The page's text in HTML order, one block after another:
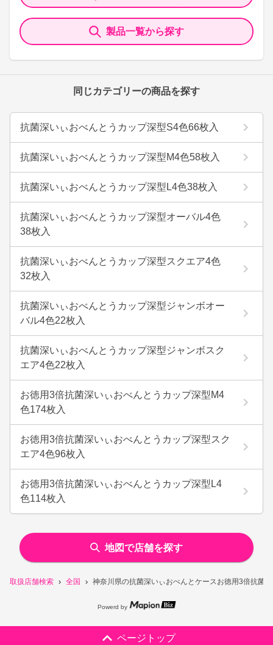
取扱店舗検索 全国 神奈川県の抗菌深いぃおべんとケースお徳用3倍抗菌
製品一覧から探す
同じカテゴリーの商品を探す
抗菌深いぃおべんとうカップ深型S4色66枚入
抗菌深いぃおべんとうカップ深型M4色58枚入
抗菌深いぃおべんとうカップ深型L4色38枚入
抗菌深いぃおべんとうカップ深型オーバル4色
38枚入
抗菌深いぃおべんとうカップ深型スクエア4色
32枚入
抗菌深いぃおべんとうカップ深型ジャンボオー
バル4色22枚入
抗菌深いぃおべんとうカップ深型ジャンボスク
エア4色22枚入
お徳用3倍抗菌深いぃおべんとうカップ深型M4
色174枚入
お徳用3倍抗菌深いぃおべんとうカップ深型スク
エア4色96枚入
お徳用3倍抗菌深いぃおべんとうカップ深型L4
色114枚入
地図で店舗を探す
Powerd by
ページトップ